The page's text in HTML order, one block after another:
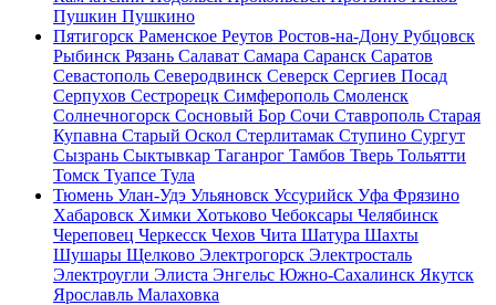
Пушкин Пушкино
Пятигорск Раменское Реутов Ростов-на-Дону Рубцовск
Рыбинск Рязань Салават Самара Саранск Саратов
Севастополь Северодвинск Северск Сергиев Посад
Серпухов Сестрорецк Симферополь Смоленск
Солнечногорск Сосновый Бор Сочи Ставрополь Старая
Купавна Старый Оскол Стерлитамак Ступино Сургут
Сызрань Сыктывкар Таганрог Тамбов Тверь Тольятти
Томск Туапсе Тула
Тюмень Улан-Удэ Ульяновск Уссурийск Уфа Фрязино
Хабаровск Химки Хотьково Чебоксары Челябинск
Череповец Черкесск Чехов Чита Шатура Шахты
Шушары Щелково Электрогорск Электросталь
Электроугли Элиста Энгельс Южно-Сахалинск Якутск
Ярославль Малаховка